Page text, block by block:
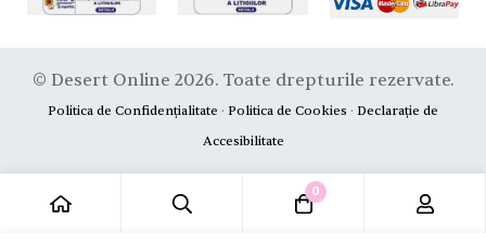
© Desert Online 2026. Toate drepturile rezervate.
Politica de Confidențialitate · Politica de Cookies · Declarație de
Accesibilitate
0